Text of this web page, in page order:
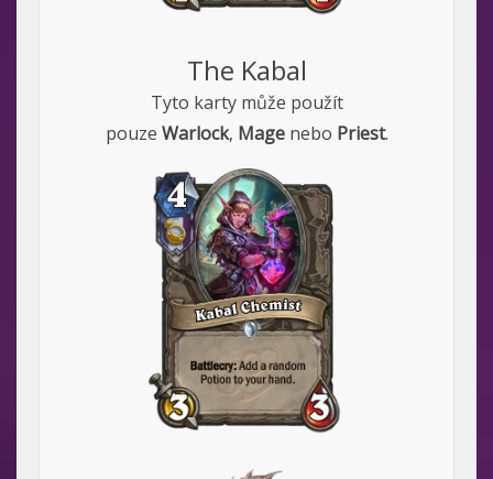
The Kabal
Tyto karty může použít
pouze Warlock, Magenebo Priest.